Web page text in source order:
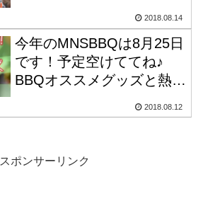
2018.08.14
今年のMNSBBQは8月25日
です！予定空けててね♪
BBQオススメグッズと熱中
まけ】地獄のイタズラアイ
2018.08.12
スポンサーリンク